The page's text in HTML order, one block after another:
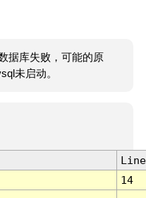
据库失败，可能的原
未启动。
Line
14